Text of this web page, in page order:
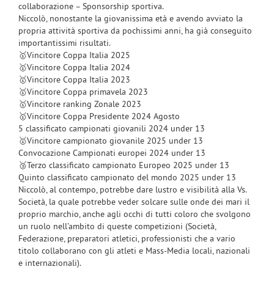
collaborazione – Sponsorship sportiva.
Niccolò, nonostante la giovanissima età e avendo avviato la
propria attività sportiva da pochissimi anni, ha già conseguito
importantissimi risultati.
🥇Vincitore Coppa Italia 2025
🥇Vincitore Coppa Italia 2024
🥇Vincitore Coppa Italia 2023
🥇Vincitore Coppa primavela 2023
🥇Vincitore ranking Zonale 2023
🥇Vincitore Coppa Presidente 2024 Agosto
5 classificato campionati giovanili 2024 under 13
🥇Vincitore campionato giovanile 2025 under 13
Convocazione Campionati europei 2024 under 13
🥉Terzo classificato campionato Europeo 2025 under 13
Quinto classificato campionato del mondo 2025 under 13
Niccolò, al contempo, potrebbe dare lustro e visibilità alla Vs.
Società, la quale potrebbe veder solcare sulle onde dei mari il
proprio marchio, anche agli occhi di tutti coloro che svolgono
un ruolo nell’ambito di queste competizioni (Società,
Federazione, preparatori atletici, professionisti che a vario
titolo collaborano con gli atleti e Mass-Media locali, nazionali
e internazionali).